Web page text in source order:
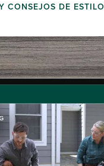
CONSEJOS DE ESTILO